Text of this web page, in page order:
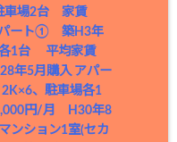
車場2台 家賃
ート① 築H3年
1台 平均家賃
年5月購入 アパー
、駐車場各1
円/月 H30年8
ンション1室(セカ